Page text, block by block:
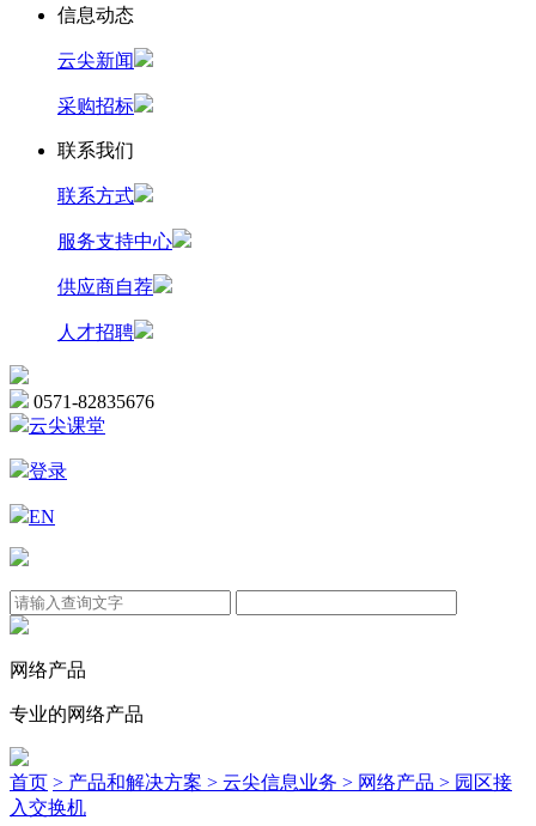
信息动态
云尖新闻
采购招标
联系我们
联系方式
服务支持中心
供应商自荐
人才招聘
0571-82835676
云尖课堂
登录
EN
网络产品
专业的网络产品
首页 > 产品和解决方案 > 云尖信息业务 > 网络产品 > 园区接
入交换机